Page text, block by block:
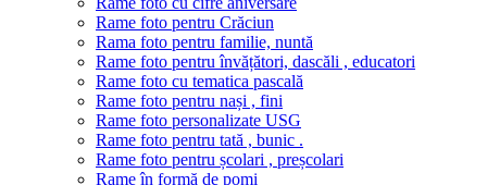
Rame foto pentru Crăciun
Rama foto pentru familie, nuntă
Rame foto pentru învățători, dascăli , educatori
Rame foto cu tematica pascală
Rame foto pentru nași , fini
Rame foto personalizate USG
Rame foto pentru tată , bunic .
Rame foto pentru școlari , preșcolari
Rame în formă de pomi